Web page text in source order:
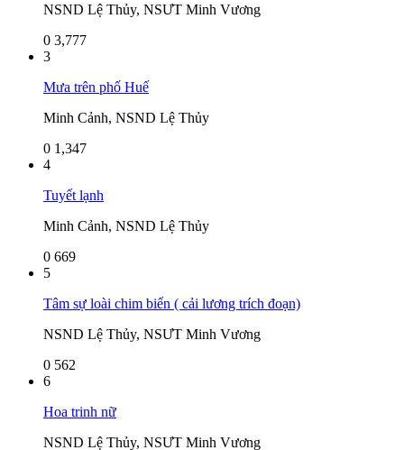
NSND Lệ Thủy, NSƯT Minh Vương
0 3,777
3
Mưa trên phố Huế
Minh Cảnh, NSND Lệ Thủy
0 1,347
4
Tuyết lạnh
Minh Cảnh, NSND Lệ Thủy
0 669
5
Tâm sự loài chim biển ( cải lương trích đoạn)
NSND Lệ Thủy, NSƯT Minh Vương
0 562
6
Hoa trinh nữ
NSND Lệ Thủy, NSƯT Minh Vương